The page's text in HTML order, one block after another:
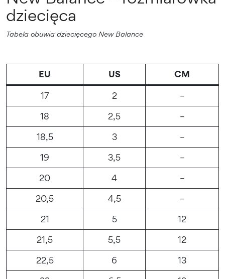
dziecięca
Tabela obuwia dziecięcego New Balance
EU US CM
17 2
–
18
2,5
–
18,5
3
–
19
3,5
–
20
4
–
20,5
4,5
–
21
5
12
21,5
5,5
12
22,5
6
13